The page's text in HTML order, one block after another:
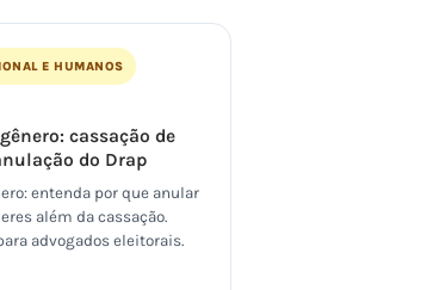
E HUMANOS
cassação de
do Drap
entenda por que anular
além da cassação.
advogados eleitorais.